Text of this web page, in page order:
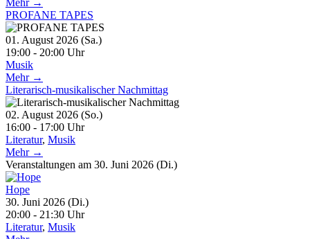
Mehr →
PROFANE TAPES
01. August 2026 (Sa.)
19:00 - 20:00 Uhr
Musik
Mehr →
Literarisch-musikalischer Nachmittag
02. August 2026 (So.)
16:00 - 17:00 Uhr
Literatur, Musik
Mehr →
Veranstaltungen am 30. Juni 2026 (Di.)
Hope
30. Juni 2026 (Di.)
20:00 - 21:30 Uhr
Literatur, Musik